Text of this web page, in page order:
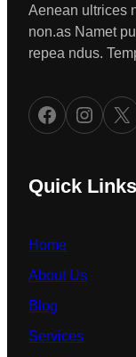
Aenean ultrices
non.as Namet
repea ndus.
Facebook Instagram X
Quick Links
Home
About Us
Blog
Services